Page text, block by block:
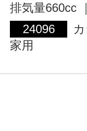
排気量660cc
24096
家用